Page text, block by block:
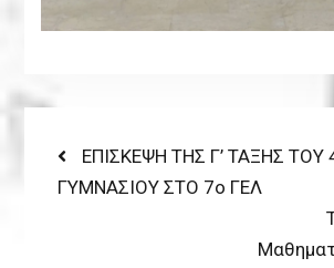
Post
navigation
Previous
post:
ΕΠΙΣΚΕΨΗ ΤΗΣ Γ’ ΤΑΞΗΣ ΤΟΥ
ΓΥΜΝΑΣΙΟΥ ΣΤΟ 7ο ΓΕΛ